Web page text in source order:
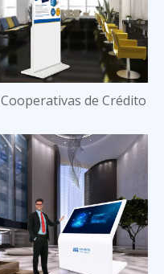
Cooperativas de Crédito